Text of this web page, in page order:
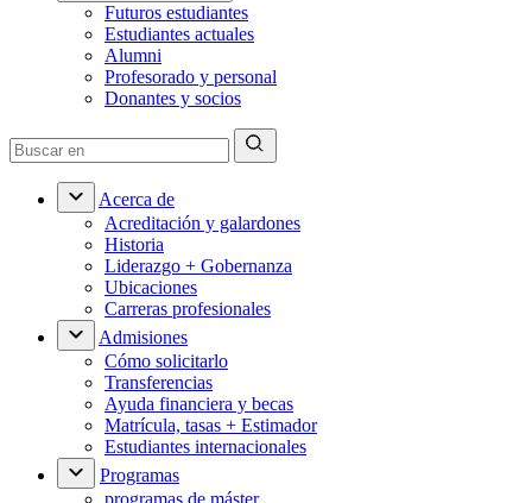
Futuros estudiantes
Estudiantes actuales
Alumni
Profesorado y personal
Donantes y socios
Acerca de
Acreditación y galardones
Historia
Liderazgo + Gobernanza
Ubicaciones
Carreras profesionales
Admisiones
Cómo solicitarlo
Transferencias
Ayuda financiera y becas
Matrícula, tasas + Estimador
Estudiantes internacionales
Programas
programas de máster